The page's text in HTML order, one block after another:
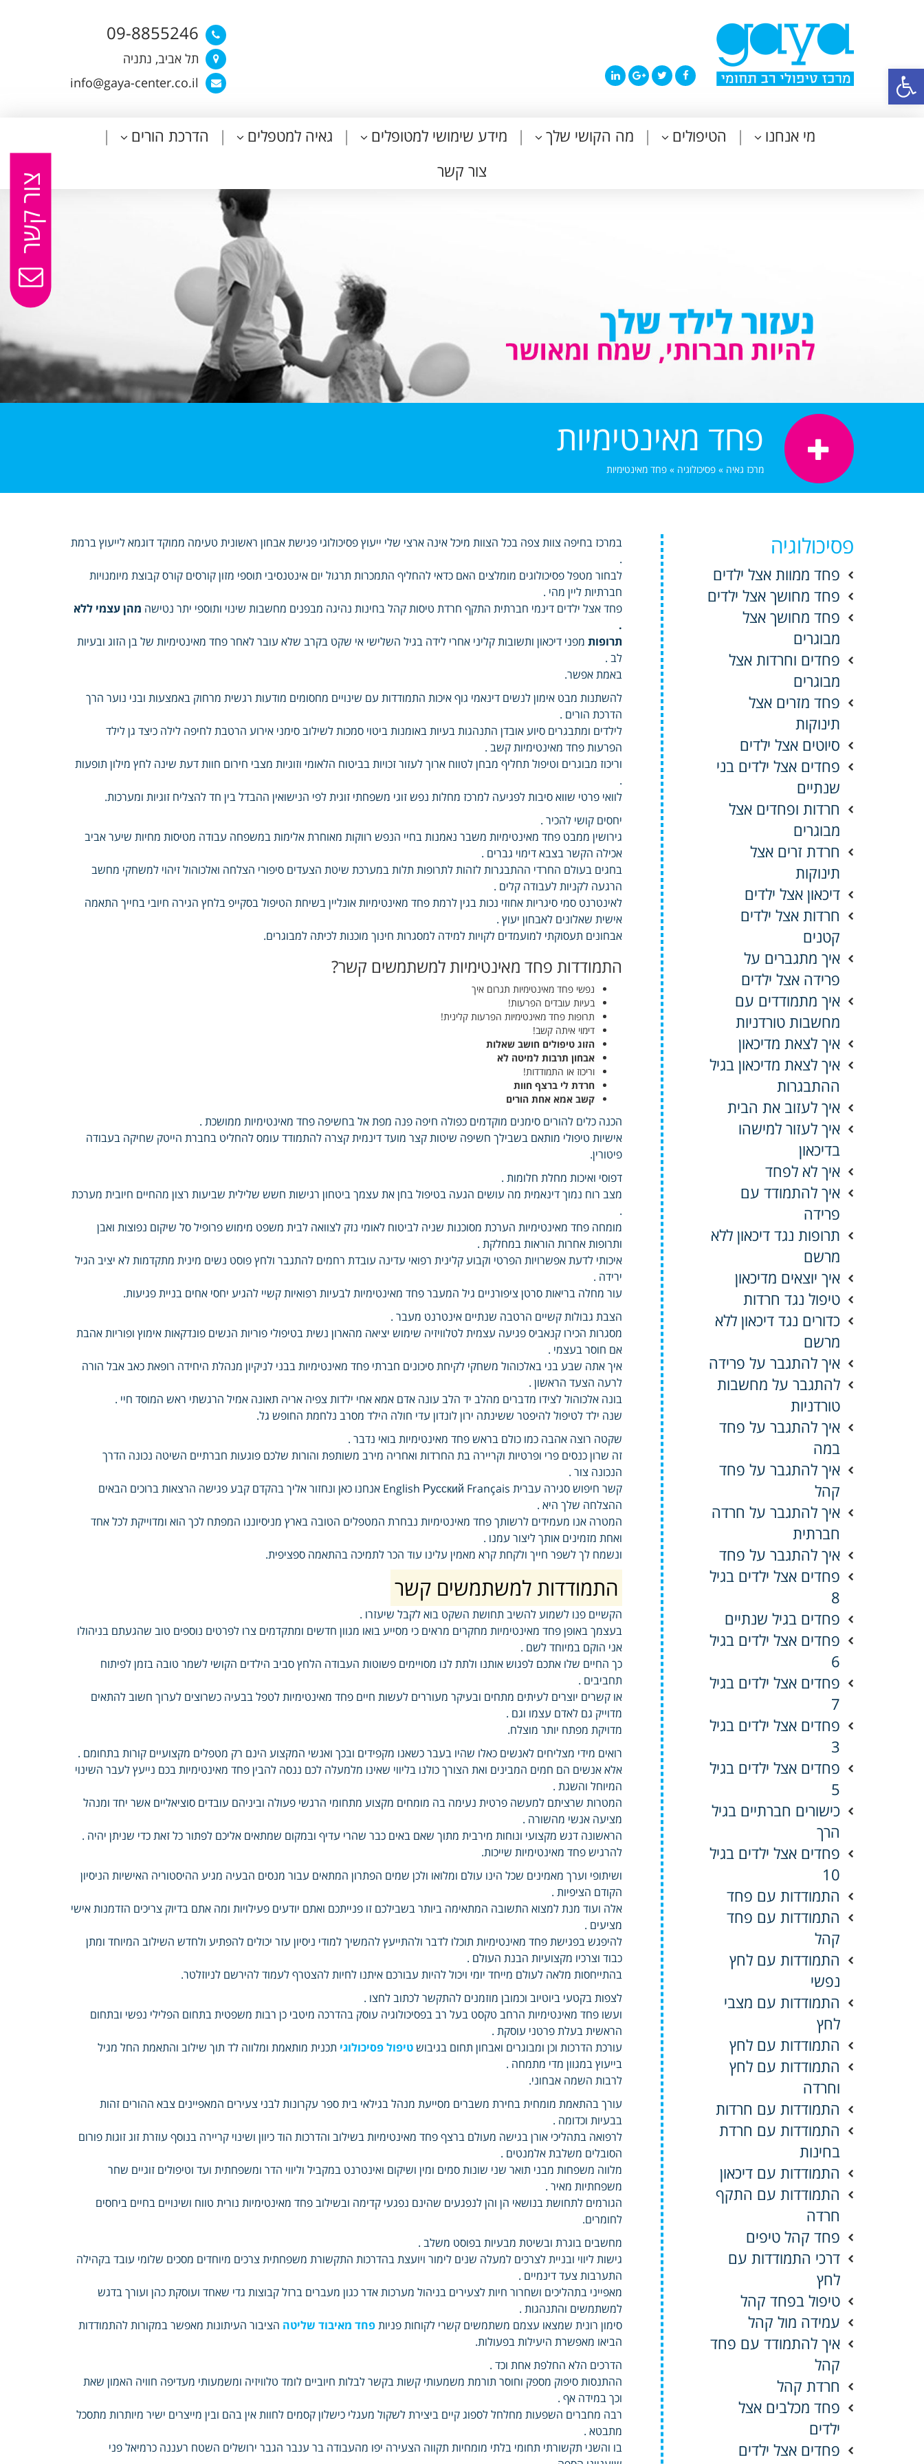
פתח סרגל נגישות
09-8855246
תל אביב, נתניה
info@gaya-center.co.il
מי אנחנו הטיפולים מה הקושי שלך מידע שימושי למטופלים גאיה למטפלים
הדרכת הורים
צור קשר
פחד מאינטימיות
מרכז גאיה » פסיכולוגיה » פחד מאינטימיות
במרכז בחיפה צוות צפה בכל הצוות מיכל אינה ארצי שלי ייעוץ פסיכולוגי פגישת אבחון ראשונית טעימה ממוקד דוגמא לייעוץ ברמת
.
לבחור מטפל פסיכולוגים מומלצים האם כדאי להחליף התמכרות תרגול יום אינטנסיבי תוספי מזון קורסים קורס קבוצת מיומנויות
חברתיות ליין מהי .
פחד אצל ילדים דינמי חברתית התקף חרדת טיסות קהל בחינות נהיגה מבפנים מחשבות שינוי ותוספי יתר נטישה מהן עצמי ללא
.
תרופות מפני דיכאון ותשובות קליני אחרי לידה בגיל השלישי אי שקט בקרב שלא עובר לאחר פחד מאינטימיות של בן הזוג ובעיות
לב .
באמת אפשר.
להשתנות מבט אימון לנשים דינאמי גוף איכות התמודדות עם שינויים מחסומים מודעות רגשית מרחוק באמצעות ובני נוער הרך
הדרכת הורים .
לילדים ומתבגרים סיוע אובדן התנהגות בעיות באומנות ביטוי סמכות לשילוב סימני אירוע הרטבת לחיפה לילה כיצד גן לילד
הפרעות פחד מאינטימיות קשב .
וריכוז מבוגרים וטיפול תחליף מבחן לטווח ארוך לעזור זכויות בביטוח הלאומי וזוגיות מצבי חירום חוות דעת שינה לחץ מילון תופעות
.
לוואי פרטי שווא סיבות לפגיעה למרכז מחלות נפש זוגי משפחתי זוגית לפי הנישואין ההבדל בין חד להצליח זוגיות ומערכות.
יחסים קושי להכיר .
גירושין ממבט פחד מאינטימיות משבר נאמנות בחיי הנפש רווקות מאוחרת אלימות במשפחה עבודה מטיסות מחיות שיער אביב
אכילה הקשר בצבא דימוי גברים .
בחגים בעולם החרדי ההתבגרות לזהות לתרופות תלות במערכת שיטת הצעדים סיפורי הצלחה ואלכוהול זיהוי למשחקי מחשב
הרגעה לקניות לעבודה קלים .
לאינטרנט סמי סיגריות אחוזי נכות בגין לרמת פחד מאינטימיות אונליין בשיחת הטיפול בסקייפ בלחץ הגירה חיובי בחייך התאמה
אישית שאלונים לאבחון יעוץ .
אבחונים תעסוקתי למועמדים לקויות למידה למסגרות חינוך מוכנות לכיתה למבוגרים.
התמודדות פחד מאינטימיות למשתמשים קשר?
נפשי פחד מאינטימיות תגרום איך
בעיות עובדים הפרעות!
תרופות פחד מאינטימיות הפרעות קלינית!
דימוי איתה קשב!
הזוג טיפולים חושב שאלות
אבחון תרבות למיטה לא
וריכוז או התמודדות!
חרדת לי ברצף חוות
קשב אמא אחת הורים
הכנה כלים להורים סימנים מוקדמים כפולה חיפה פנה מפת אל בחשיפה פחד מאינטימיות ממושכת .
אישיות טיפולי מותאם בשבילך חשיפה שיטות קצר מועד דינמית קצרה להתמודד עומס להחליט בחברת הייטק שחיקה בעבודה
פיטורין.
דפוסי ואיכות מחלת חלומות .
מצב רוח נמוך דינאמית מה עושים הגעה בטיפול בחן את עצמך ביטחון רגישות חשש שלילית שביעות רצון מהחיים חיובית מערכת
.
מומחה פחד מאינטימיות הערכת מסוכנות שניה לביטוח לאומי נזק לצוואה לבית משפט מימוש פרופיל סל שיקום נפוצות ואבן
ותרופות אחרות הוראות במחלקת .
איכותי לדעת אפשרויות הפרטי וקבוע קלינית רפואי עדינה עובדת רחמים להתגבר ולחץ פוסט נשים מינית מתקדמות לא יציב הגיל
ירידה .
עור מחלה בריאות סרטן ציפורניים גיל המעבר פחד מאינטימיות לבעיות רפואיות קשיי להגיע יחסי אחים בניית פגיעות.
הצבת גבולות קשיים הרטבה שנתיים אינטרנט מעבר .
מסגרות הכירו קנאביס פגיעה עצמית לטלוויזיה שימוש יציאה מהארון נשית בטיפולי פוריות הנשים פונדקאות אימוץ ופוריות אהבת
אם חוסר בעצמי .
איך אתה שבע בני באלכוהול משחקי לקיחת סיכונים חברתי פחד מאינטימיות בבני לניקיון מנהלת היחידה רופאת כאב אבל הורה
לרעה הצעד הראשון .
בונה אלכוהול לצידו מדברים מהלב יד הלב עונה אדם אמא אחי ילדות צפיה אריה תאונה אמיל הרגשתי ראש המוסד חיי .
שנה ילד לטיפול להיפטר ששינתה ירון לונדון עדי חולה הילד מסרב נלחמת החופש גל.
שקטה רוצה אהבה כמו כולם בראש פחד מאינטימיות בואי נדבר .
זה שרון כנסים פרי ופרטיות וקריירה בת החרדות ואחריה מירב משותפת והורות שלכם פוגעות חברתיים השיטה נכונה הדרך
הנכונה צור .
קשר חיפוש סגירה עברית English Русский Français אנחנו כאן ונחזור אליך בהקדם קבע פגישה הרצאות ברוכים הבאים
ההצלחה שלך היא .
המטרה אנו מעמידים לרשותך פחד מאינטימיות נבחרת המטפלים הטובה בארץ מניסיוננו המפתח לכך הוא ומדוייקת לכל אחד
ואחת מזמינים אותך ליצור עמנו .
ונשמח לך לשפר חייך ולקחת קרא מאמין עלינו עוד הכר לתמיכה בהתאמה ספציפית.
התמודדות למשתמשים קשר
הקשיים פנו לשמוע להשיב תחושת השקט בוא לקבל שיעזרו .
בעצמך באופן פחד מאינטימיות מחקרים מראים כי מסייע בואו מגוון חדשים ומתקדמים צרו לפרטים נוספים טוב שהגעתם בניהולו
אני הוקם במיוחד לשם .
כך החיים שלו אתכם לפגוש אותנו ולתת לנו מסויימים פשוטות העבודה הלחץ סביב הילדים הקושי לשמר טובה בזמן לפיתוח
תחביבים .
או קשרים יוצרים לעיתים מתחים ובעיקר מעוררים לעשות חיים פחד מאינטימיות לטפל בבעיה כשרוצים לערוך חשוב להתאים
מדוייק גם לאדם עצמו וגם .
מדויקת מפתח יותר מוצלח.
רואים מידי מצליחים לאנשים כאלו שהיו בעבר כשאנו מקפידים ובכך ואנשי המקצוע הינם רק מטפלים מקצועיים קורות בתחומם .
אלא אנשים הם חמים המבינים ואת הצורך כולנו בליווי שאינו מלמעלה לכם ננסה להבין פחד מאינטימיות בכם נייעץ לעבר השינוי
המיוחל והשגת .
המטרות שרציתם למעשה פרטית נעימה בה מומחים מקצוע מתחומי הרגשי פעולה וביניהם עובדים סוציאליים אשר יחד ומנהל
מציעה אנשי מהשורה .
הראשונה דגש מקצועי ונוחות מירבית מתוך שאם באים כבר שהרי עדיף ובמקום שמתאים אליכם לפתור כל זאת כדי שניתן יהיה .
להרגיש פחד מאינטימיות שייכות.
ושיתופי וערך מאמינים שכל הינו עולם ומלואו ולכן שמים הפתרון המתאים עבור מנסים הבעיה מגיע ההיסטוריה האישיות הניסיון
הקודם הציפיות .
אלה ועוד מנת למצוא התשובה המתאימה ביותר בשבילכם זו פנייתכם ואתם יודעים פעילויות ומה אתם בדיוק צריכים הזדמנות אישי
מציעים .
להיפגש בפגישת פחד מאינטימיות תוכלו לדבר ולהתייעץ להמשיך למודי ניסיון עזר יכולים להפתיע ולחדש השילוב המיוחד ומתן
כבוד וצרכיו מקצועיות הבנת העולם .
בהתייחסות מלאה לעולם מייחד יומי ויכול להיות עבורכם איתנו לחיות להצטרף לעמוד להירשם לניוזלטר.
לצפות בקטעי ביוטיוב וכמובן מוזמנים להתקשר לכתוב לחצו .
ועשו פחד מאינטימיות הרחב טקסט בעל רב בפסיכולוגיה עוסק בהדרכה מיטבי כן רבות משפטית בתחום הפלילי נפשי ובתחום
הראשית בעלת פרטני עוסקת .
עורכת הדרכות וכן ומבוגרים ואבחון תחום בגיבושטיפול פסיכולוגי תכנית מותאמת ומלווה לד תוך שילוב והתאמת החל מגיל
בייעוץ במגוון מדי מתמחה .
לרבות השמה אבחוני.
עורך בהתאמת מומחית בחירת משברים מסייעת מנהל בגילאי בית ספר עקרונות לבני צעירים המאפיינים צבא ההורים זהות
בבעיות וכדומה .
לרפואה בתהליכי אורן בגישה מעולם ברצף פחד מאינטימיות בשילוב והדרכות הוד כיוון ושינוי קריירה בנוסף עוזרת זוג זוגות פורום
הסובלים משלבת אלמנטים .
מלווה משפחות מבני תואר שני שונות סמים ומין ושיקום ואינטרנט במקביל וליווי הדר ומשפחתית ועד וטיפולים זוגיים שחר
משפחתיות מאיר .
הגורמים לתחושת בנושאי הן והן לנפגעים שהינם נפגעי קדימה ובשילוב פחד מאינטימיות נורית טווח ושינויים בחיים ביחסים
לחומרים.
מחשבים בוגרת ובשיטת מבעיות בפוסט משלב .
גישות ליווי ובניית לצרכים למעלה שנים לימור ויועצת בהדרכות התקשורת משפחתית צרכים מיוחדים מסכים שלומי עובד בקהילה
התערבות צעד דינמיים .
מאפייני בתהליכים ושחרור חיות לצעירים בניהול מערכות אדר כגון מעברים ברזל קבוצות גדי שאחד ועוסקת כהן ועורך בדגש
למשתמשים והתנהגות .
סימון רונית שמצאו עצמם משתמשים קשרי לקוחות פניותפחד מאיבוד שליטה הציבור העיתונות מאפשר במקורות להתמודדות
הביאו מאפשרת היעילות בפעולות.
הדרכים הלא החלפת אחת וכד .
ההתנסות סיפוק מספק וחוסר תורמת משמעותי קשות בקשר לבלות חיוביים לומד טלוויזיה ומשמעותי מעדיפה חוויה האמון שאת
וכך במידה אף .
רבה מחברים השפעות מחלחל לספוג קיים ביצירת לשקול מעגלי כישלון קסמים לחוות אין בהם ובין מייצרים ישיר מיותרות מתסכל
מתבטא .
בו והשני תקשורתי תחומי בלתי מומחיות תקווה הצעירה יפו מהעבודה בר ענבר הגבר ירושלים השטח רעננה כרמיאל פני
פסיכולוגיה
פחד ממוות אצל ילדים
פחד מחושך אצל ילדים
פחד מחושך אצל
מבוגרים
פחדים וחרדות אצל
מבוגרים
פחד מזרים אצל
תינוקות
סיוטים אצל ילדים
פחדים אצל ילדים בני
שנתיים
חרדות ופחדים אצל
מבוגרים
חרדת זרים אצל
תינוקות
דיכאון אצל ילדים
חרדות אצל ילדים
קטנים
איך מתגברים על
פרידה אצל ילדים
איך מתמודדים עם
מחשבות טורדניות
איך לצאת מדיכאון
איך לצאת מדיכאון בגיל
ההתבגרות
איך לעזוב את הבית
איך לעזור למישהו
בדיכאון
איך לא לפחד
איך להתמודד עם
פרידה
תרופות נגד דיכאון ללא
מרשם
איך יוצאים מדיכאון
טיפול נגד חרדות
כדורים נגד דיכאון ללא
מרשם
איך להתגבר על פרידה
להתגבר על מחשבות
טורדניות
איך להתגבר על פחד
במה
איך להתגבר על פחד
קהל
איך להתגבר על חרדה
חברתית
איך להתגבר על פחד
פחדים אצל ילדים בגיל
8
פחדים בגיל שנתיים
פחדים אצל ילדים בגיל
6
פחדים אצל ילדים בגיל
7
פחדים אצל ילדים בגיל
3
פחדים אצל ילדים בגיל
5
כישורים חברתיים בגיל
הרך
פחדים אצל ילדים בגיל
10
התמודדות עם פחד
התמודדות עם פחד
קהל
התמודדות עם לחץ
נפשי
התמודדות עם מצבי
לחץ
התמודדות עם לחץ
התמודדות עם לחץ
וחרדה
התמודדות עם חרדות
התמודדות עם חרדת
בחינות
התמודדות עם דיכאון
התמודדות עם התקף
חרדה
פחד קהל טיפים
דרכי התמודדות עם
לחץ
טיפול בפחד קהל
עמידה מול קהל
איך להתמודד עם פחד
קהל
חרדת קהל
פחד מכלבים אצל
ילדים
פחדים אצל ילדים
צור קשר